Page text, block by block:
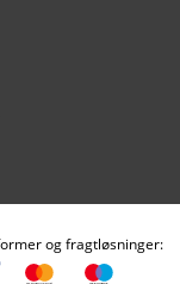
og fragtløsninger: